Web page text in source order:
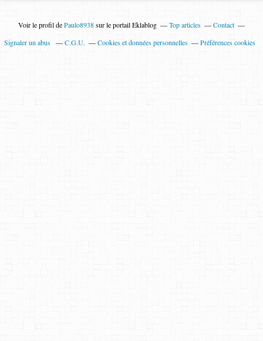
Voir le profil dePaulo8938sur le portail Eklablog Top articles
Contact
Signaler un abus
C.G.U. Cookies et données personnelles Préférences cookies